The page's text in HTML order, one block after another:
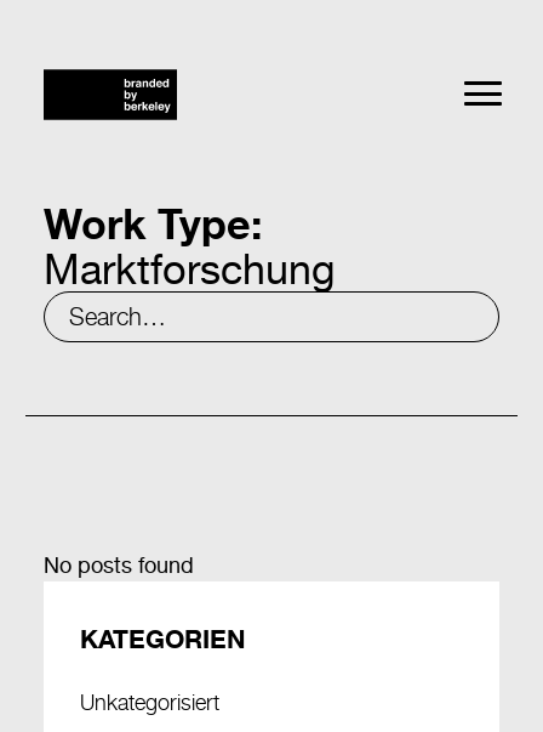
Work Type:
Marktforschung
KATEGORIEN
Unkategorisiert
No posts found